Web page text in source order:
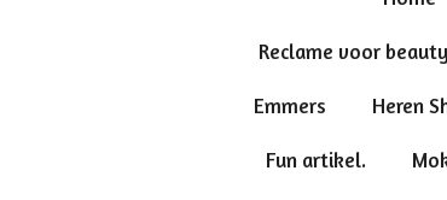
Reclame voor
Emmers Heren
Fun artikel.